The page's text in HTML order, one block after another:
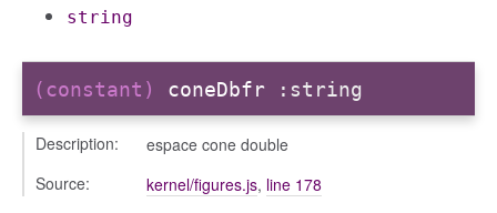
string
(constant) coneDbfr :string
Description:
espace cone double
Source:
kernel/figures.js, line 178